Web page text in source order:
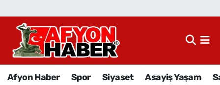
Afyon Haber Spor Siyaset Asayiş Yaşam
Afyon Haber